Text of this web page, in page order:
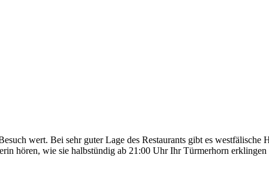
wert. Bei sehr guter Lage des Restaurants gibt es westfälische
hören, wie sie halbstündig ab 21:00 Uhr Ihr Türmerhorn